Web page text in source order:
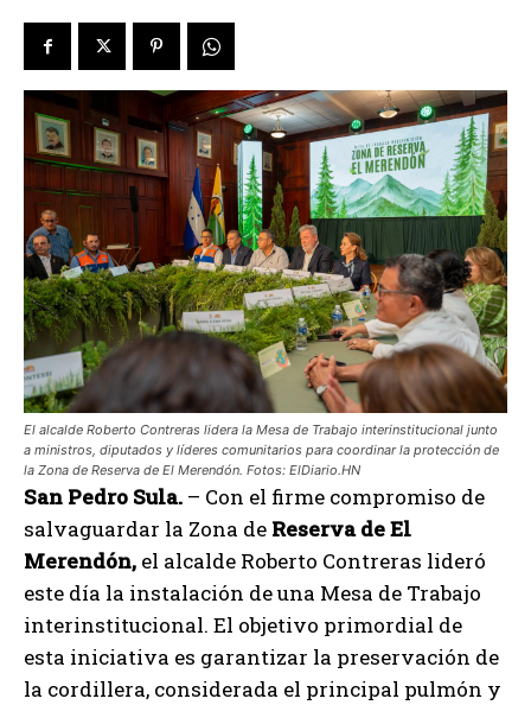
El alcalde Roberto Contreras lidera la Mesa de Trabajo interinstitucional junto
a ministros, diputados y líderes comunitarios para coordinar la protección de
la Zona de Reserva de El Merendón. Fotos: ElDiario.HN
San Pedro Sula. – Con el firme compromiso de
salvaguardar la Zona de Reserva de El
Merendón, el alcalde Roberto Contreras lideró
este día la instalación de una Mesa de Trabajo
interinstitucional. El objetivo primordial de
esta iniciativa es garantizar la preservación de
la cordillera, considerada el principal pulmón y